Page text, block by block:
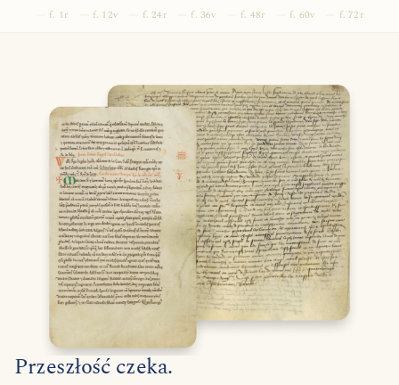
f. 1r f. 12v f. 24r f. 36v f. 48r f. 60v f. 72r
Przeszłość czeka.